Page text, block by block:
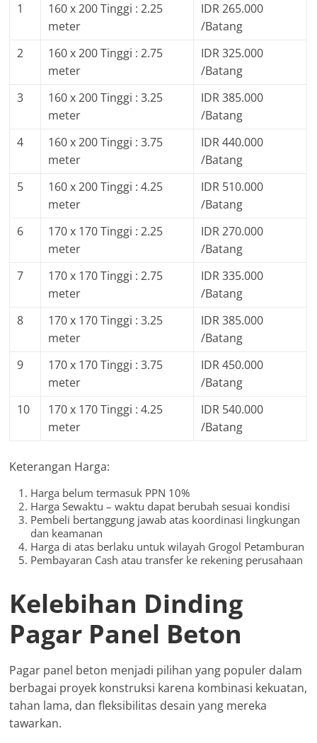
1
160 x 200 Tinggi : 2.25
meter
IDR 265.000
/Batang
2
160 x 200 Tinggi : 2.75
meter
IDR 325.000
/Batang
3
160 x 200 Tinggi : 3.25
meter
IDR 385.000
/Batang
4
160 x 200 Tinggi : 3.75
meter
IDR 440.000
/Batang
5
160 x 200 Tinggi : 4.25
meter
IDR 510.000
/Batang
6
170 x 170 Tinggi : 2.25
meter
IDR 270.000
/Batang
7
170 x 170 Tinggi : 2.75
meter
IDR 335.000
/Batang
8
170 x 170 Tinggi : 3.25
meter
IDR 385.000
/Batang
9
170 x 170 Tinggi : 3.75
meter
IDR 450.000
/Batang
10
170 x 170 Tinggi : 4.25
meter
IDR 540.000
/Batang
Keterangan Harga:
Harga belum termasuk PPN 10%
Harga Sewaktu – waktu dapat berubah sesuai kondisi
Pembeli bertanggung jawab atas koordinasi lingkungan
dan keamanan
Harga di atas berlaku untuk wilayah Grogol Petamburan
Pembayaran Cash atau transfer ke rekening perusahaan
Kelebihan Dinding
Pagar Panel Beton
Pagar panel beton menjadi pilihan yang populer dalam
berbagai proyek konstruksi karena kombinasi kekuatan,
tahan lama, dan fleksibilitas desain yang mereka
tawarkan.